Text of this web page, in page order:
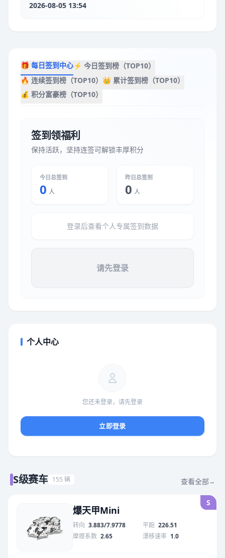
2026-08-05 13:54
🎁 每日签到中心⚡ 今日签到榜（TOP10）
🔥 连续签到榜（TOP10） 👑 累计签到榜（TOP10）
💰 积分富豪榜（TOP10）
签到领福利
保持活跃，坚持连签可解锁丰厚积分
今日总签到
0 人
昨日总签到
0 人
登录后查看个人专属签到数据
请先登录
个人中心
您还未登录，请先登录
立即登录
S级赛车 155 辆 查看全部→
S
爆天甲Mini
转向 3.883/7.9778 平跑 226.51
摩擦系数 2.65 漂移速率 1.0